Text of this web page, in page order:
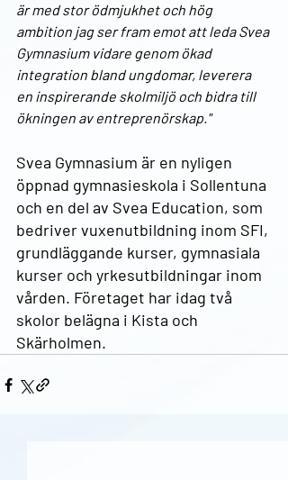
är med stor ödmjukhet och hög
ambition jag ser fram emot att leda Svea
Gymnasium vidare genom ökad
integration bland ungdomar, leverera
en inspirerande skolmiljö och bidra till
ökningen av entreprenörskap."
Svea Gymnasium är en nyligen
öppnad gymnasieskola i Sollentuna
och en del av Svea Education, som
bedriver vuxenutbildning inom SFI,
grundläggande kurser, gymnasiala
kurser och yrkesutbildningar inom
vården. Företaget har idag två
skolor belägna i Kista och
Skärholmen.